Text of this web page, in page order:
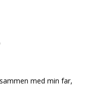
med min far,